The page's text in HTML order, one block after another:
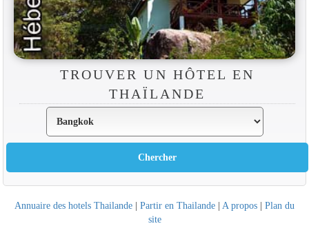
TROUVER UN HÔTEL EN
THAÏLANDE
Annuaire des hotels Thailande | Partir en Thailande | A propos | Plan du
site